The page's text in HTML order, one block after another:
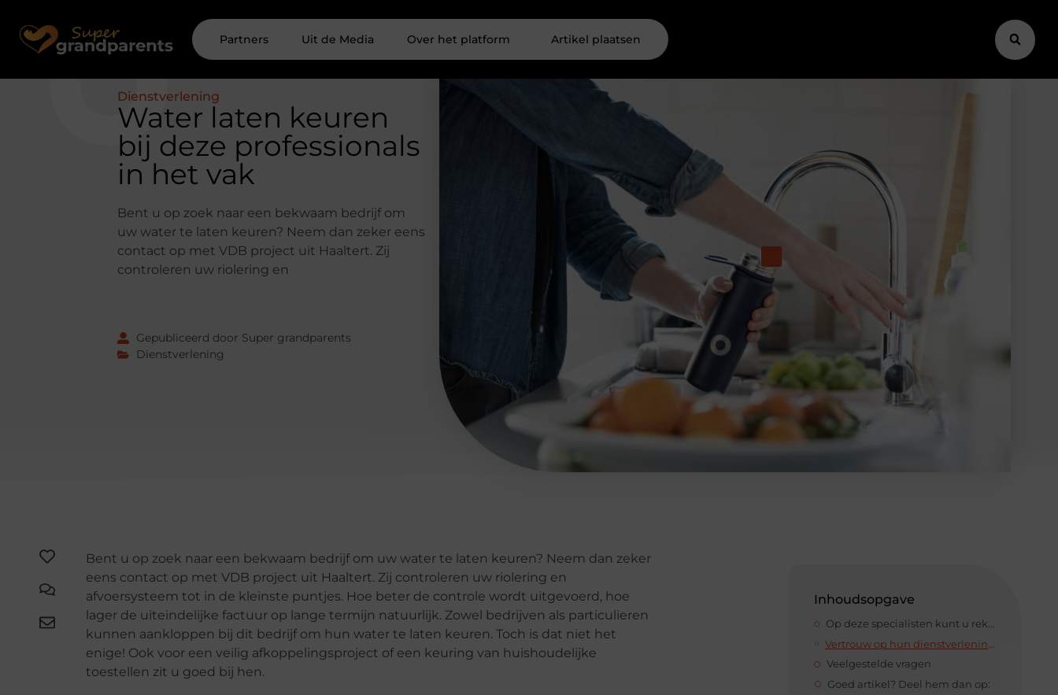
Partners Uit de Media Over het platform Artikel plaatsen
Dienstverlening
Water laten keuren
bij deze professionals
in het vak
Bent u op zoek naar een bekwaam bedrijf om
uw water te laten keuren? Neem dan zeker eens
contact op met VDB project uit Haaltert. Zij
controleren uw riolering en
Gepubliceerd door Super grandparents
Dienstverlening
Inhoudsopgave
Op deze specialisten kunt u rekenen
Veelgestelde vragen
Goed artikel? Deel hem dan op:
Bent u op zoek naar een bekwaam bedrijf om uw water te laten keuren? Neem dan zeker
eens contact op met VDB project uit Haaltert. Zij controleren uw riolering en
afvoersysteem tot in de kleinste puntjes. Hoe beter de controle wordt uitgevoerd, hoe
lager de uiteindelijke factuur op lange termijn natuurlijk. Zowel bedrijven als particulieren
kunnen aankloppen bij dit bedrijf om hun water te laten keuren. Toch is dat niet het
enige! Ook voor een veilig afkoppelingsproject of een keuring van huishoudelijke
toestellen zit u goed bij hen.